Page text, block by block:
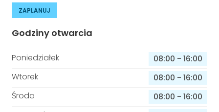
ZAPLANUJ
Godziny otwarcia
Poniedziałek 08:00 - 16:00
Wtorek
08:00 - 16:00
Środa
08:00 - 16:00